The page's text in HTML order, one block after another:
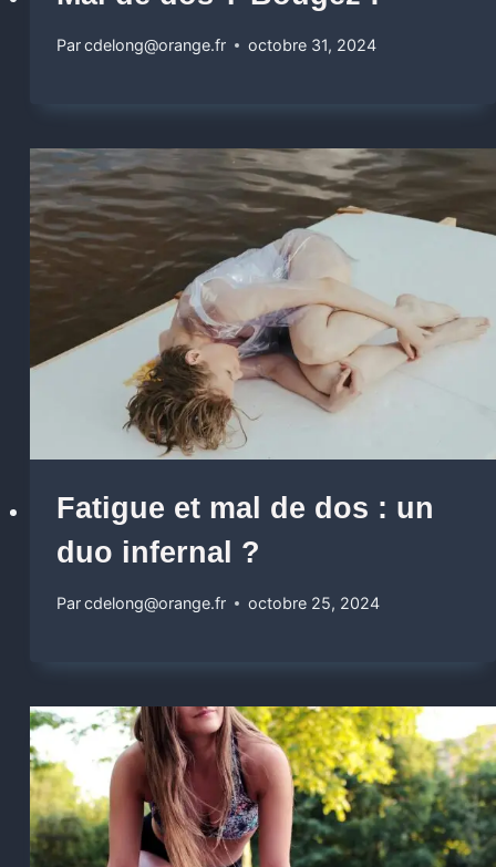
Parcdelong@orange.fr octobre 31, 2024
Fatigue et mal de dos : un
duo infernal ?
Parcdelong@orange.fr octobre 25, 2024